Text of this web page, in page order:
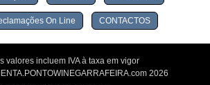
On Line CONTACTOS
valores incluem IVA à taxa em vigor
2026